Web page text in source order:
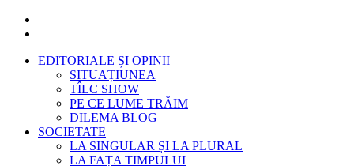
EDITORIALE ȘI OPINII
SITUAȚIUNEA
TÎLC SHOW
PE CE LUME TRĂIM
DILEMA BLOG
SOCIETATE
LA SINGULAR ȘI LA PLURAL
LA FAȚA TIMPULUI